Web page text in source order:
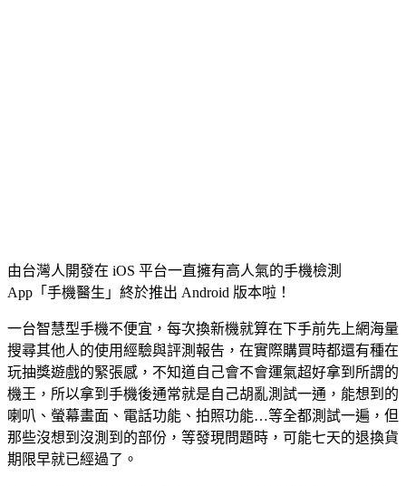
由台灣人開發在 iOS 平台一直擁有高人氣的手機檢測
App「手機醫生」終於推出 Android 版本啦！
一台智慧型手機不便宜，每次換新機就算在下手前先上網海量
搜尋其他人的使用經驗與評測報告，在實際購買時都還有種在
玩抽獎遊戲的緊張感，不知道自己會不會運氣超好拿到所謂的
機王，所以拿到手機後通常就是自己胡亂測試一通，能想到的
喇叭、螢幕畫面、電話功能、拍照功能…等全都測試一遍，但
那些沒想到沒測到的部份，等發現問題時，可能七天的退換貨
期限早就已經過了。